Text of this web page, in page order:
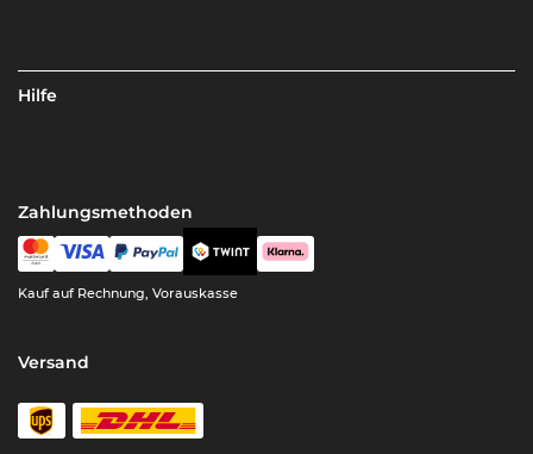
Hilfe
Zahlungsmethoden
Kauf auf Rechnung, Vorauskasse
Versand